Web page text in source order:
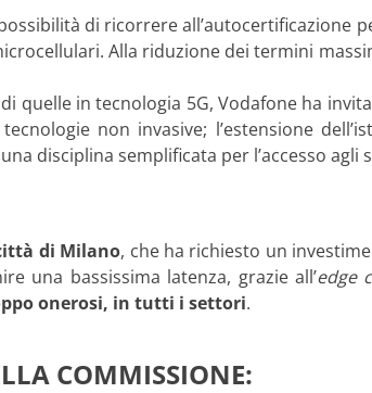
di ricorrere all’autocertificazione
Alla riduzione dei termini
quelle in tecnologia 5G, Vodafone ha
non invasive; l’estensione
disciplina semplificata per l’accesso agli
di Milano, che ha richiesto un
una bassissima latenza, grazie all’edge
onerosi, in tutti i settori.
COMMISSIONE: